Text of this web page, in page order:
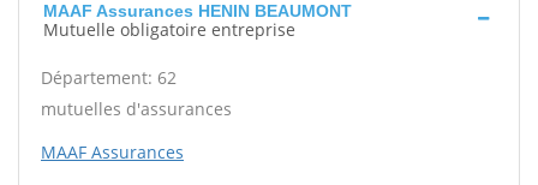
MAAF Assurances HENIN BEAUMONT
Mutuelle obligatoire entreprise
Département: 62
mutuelles d'assurances
MAAF Assurances